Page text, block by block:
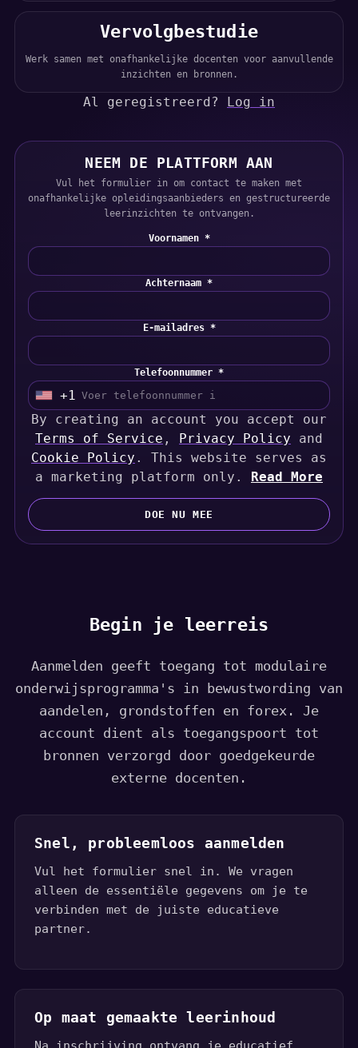
Vervolgbestudie
Werk samen met onafhankelijke docenten voor aanvullende
inzichten en bronnen.
Al geregistreerd? Log in
NEEM DE PLATTFORM AAN
Vul het formulier in om contact te maken met
onafhankelijke opleidingsaanbieders en gestructureerde
leerinzichten te ontvangen.
Voornamen *
Achternaam *
E-mailadres *
Telefoonnummer *
U
n
i
t
e
d
t
+1
By creating an account you accept our
Terms of Service , Privacy Policy and
Cookie Policy . This website serves as
a marketing platform only.
Read More
DOE NU MEE
Begin je leerreis
Aanmelden geeft toegang tot modulaire
onderwijsprogramma's in bewustwording van
aandelen, grondstoffen en forex. Je
account dient als toegangspoort tot
bronnen verzorgd door goedgekeurde
externe docenten.
Snel, probleemloos aanmelden
Vul het formulier snel in. We vragen
alleen de essentiële gegevens om je te
verbinden met de juiste educatieve
partner.
Op maat gemaakte leerinhoud